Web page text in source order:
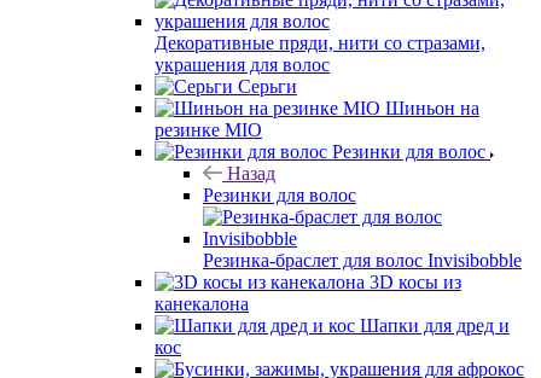
Декоративные пряди, нити со стразами,
украшения для волос
Серьги
Шиньон на
резинке MIO
Резинки для волос
Назад
Резинки для волос
Резинка-браслет для волос Invisibobble
3D косы из
канекалона
Шапки для дред и
кос